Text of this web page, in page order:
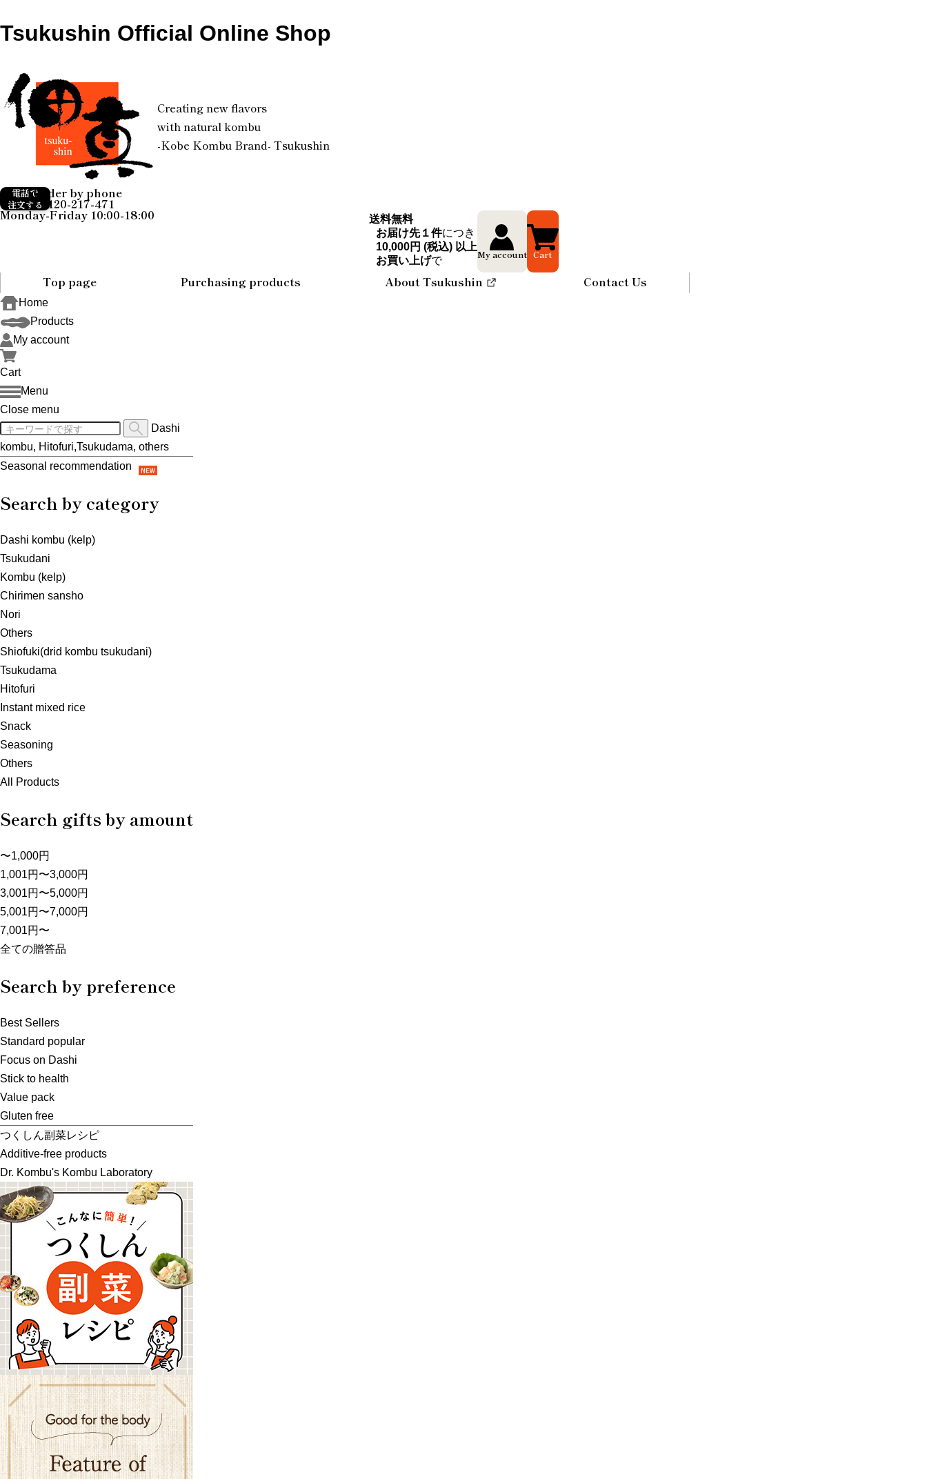
Tsukushin Official Online Shop
Creating new flavors
with natural kombu
-Kobe Kombu Brand- Tsukushin
Order by phone
0120-217-471
Monday-Friday 10:00-18:00
電話で
注文する
送料無料
お届け先１件につき
10,000円 (税込) 以上
お買い上げで
My account Cart
Top page Purchasing products About Tsukushin Contact Us
Home
Products
My account
Cart
Menu
Close menu
Dashi
kombu, Hitofuri,Tsukudama, others
Seasonal recommendation
Search by category
Dashi kombu (kelp)
Tsukudani
Kombu (kelp)
Chirimen sansho
Nori
Others
Shiofuki(drid kombu tsukudani)
Tsukudama
Hitofuri
Instant mixed rice
Snack
Seasoning
Others
All Products
Search gifts by amount
〜1,000円
1,001円〜3,000円
3,001円〜5,000円
5,001円〜7,000円
7,001円〜
全ての贈答品
Search by preference
Best Sellers
Standard popular
Focus on Dashi
Stick to health
Value pack
Gluten free
つくしん副菜レシピ
Additive-free products
Dr. Kombu's Kombu Laboratory